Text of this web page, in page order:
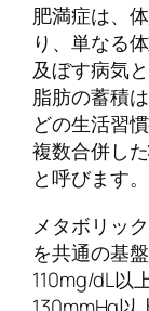
肥満症は、
り、単なる
及ぼす病気
脂肪の蓄積
どの生活習
複数合併し
と呼びます。
メタボリッ
を共通の基
110mg/dL以